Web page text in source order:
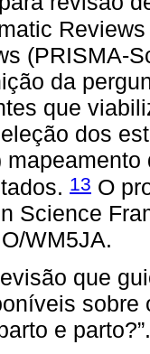
(PRISMA-
da
que
dos
13 O
Science
WM5JA.
que
e parto?”.